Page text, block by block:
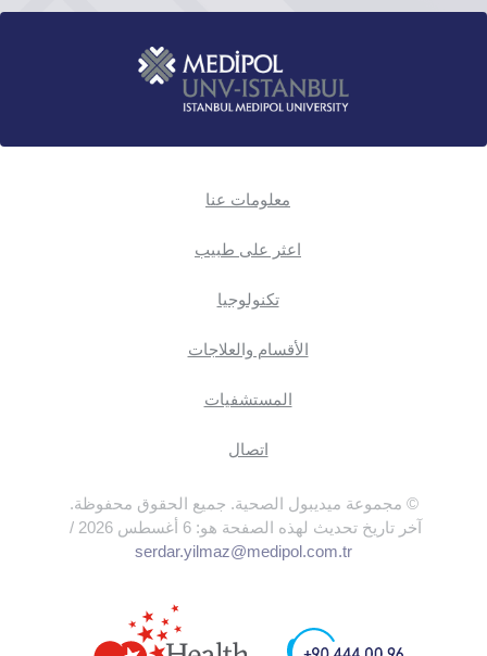
معلومات عنا
اعثر على طبيب
تكنولوجيا
الأقسام والعلاجات
المستشفيات
اتصال
© مجموعة ميديبول الصحية. جميع الحقوق محفوظة.
آخر تاريخ تحديث لهذه الصفحة هو: 6 أغسطس 2026 /
serdar.yilmaz@medipol.com.tr